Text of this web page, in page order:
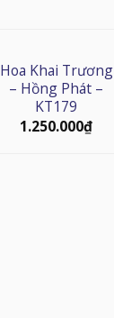
Hoa Khai Trương
– Hồng Phát –
KT179
1.250.000₫